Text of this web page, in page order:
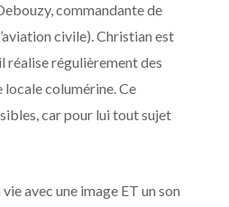
commandante de
civile). Christian est
réalise régulièrement des
locale columérine. Ce
car pour lui tout sujet
avec une image ET un son